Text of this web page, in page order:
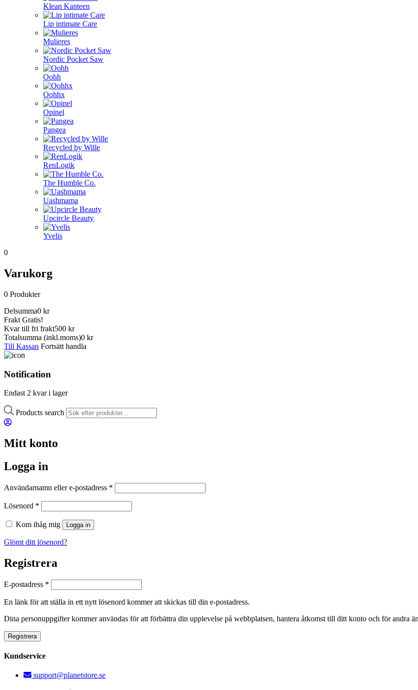
Klean Kanteen
Lip intimate Care
Mulieres
Nordic Pocket Saw
Oohh
Oohhx
Opinel
Pangea
Recycled by Wille
RenLogik
The Humble Co.
Uashmama
Upcircle Beauty
Yvelis
0
Varukorg
0 Produkter
Delsumma0 kr
Frakt Gratis!
Kvar till fri frakt500 kr
Totalsumma (inkl.moms)0 kr
Till Kassan Fortsätt handla
Notification
Endast 2 kvar i lager
Products search
Mitt konto
Logga in
Användarnamn eller e-postadress *
Lösenord *
Kom ihåg mig Logga in
Glömt ditt lösenord?
Registrera
E-postadress *
En länk för att ställa in ett nytt lösenord kommer att skickas till din e-postadress.
Dina personuppgifter kommer användas för att förbättra din upplevelse på webbplatsen, hantera åtkomst till ditt konto och för andra
Registrera
Kundservice
support@planetstore.se